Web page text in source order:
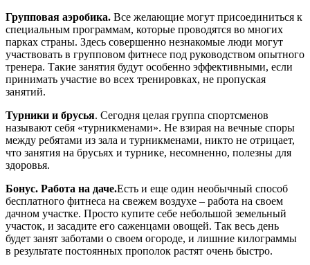
Групповая аэробика. Все желающие могут присоединиться к
специальным программам, которые проводятся во многих
парках страны. Здесь совершенно незнакомые люди могут
участвовать в групповом фитнесе под руководством опытного
тренера. Такие занятия будут особенно эффективными, если
принимать участие во всех тренировках, не пропуская
занятий.
Турники и брусья. Сегодня целая группа спортсменов
называют себя «турникменами». Не взирая на вечные споры
между ребятами из зала и турникменами, никто не отрицает,
что занятия на брусьях и турнике, несомненно, полезны для
здоровья.
Бонус. Работа на даче.Есть и еще один необычный способ
бесплатного фитнеса на свежем воздухе – работа на своем
дачном участке. Просто купите себе небольшой земельный
участок, и засадите его саженцами овощей. Так весь день
будет занят заботами о своем огороде, и лишние килограммы
в результате постоянных прополок растят очень быстро.